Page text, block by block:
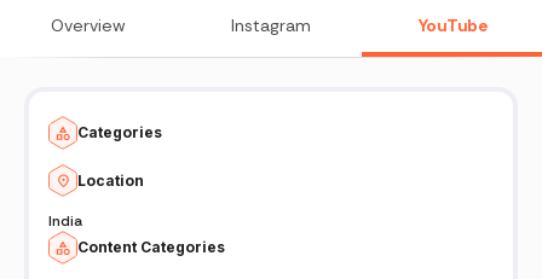
Overview Instagram YouTube
Categories
Location
India
Content Categories